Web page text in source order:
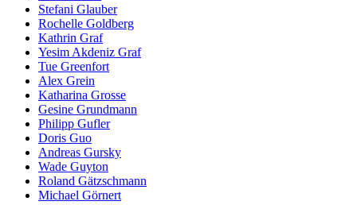
Stefani Glauber
Rochelle Goldberg
Kathrin Graf
Yesim Akdeniz Graf
Tue Greenfort
Alex Grein
Katharina Grosse
Gesine Grundmann
Philipp Gufler
Doris Guo
Andreas Gursky
Wade Guyton
Roland Gätzschmann
Michael Görnert